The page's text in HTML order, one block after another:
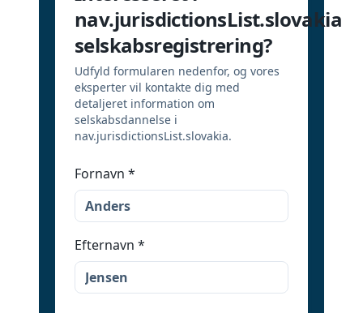
nav.jurisdictionsList.slovakia
selskabsregistrering?
Udfyld formularen nedenfor, og vores
eksperter vil kontakte dig med
detaljeret information om
selskabsdannelse i
nav.jurisdictionsList.slovakia.
Fornavn *
Efternavn *